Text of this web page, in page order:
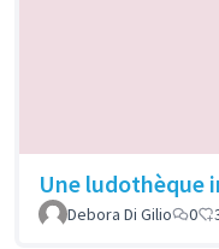
Une ludothèque
Debora Di Gilio
0